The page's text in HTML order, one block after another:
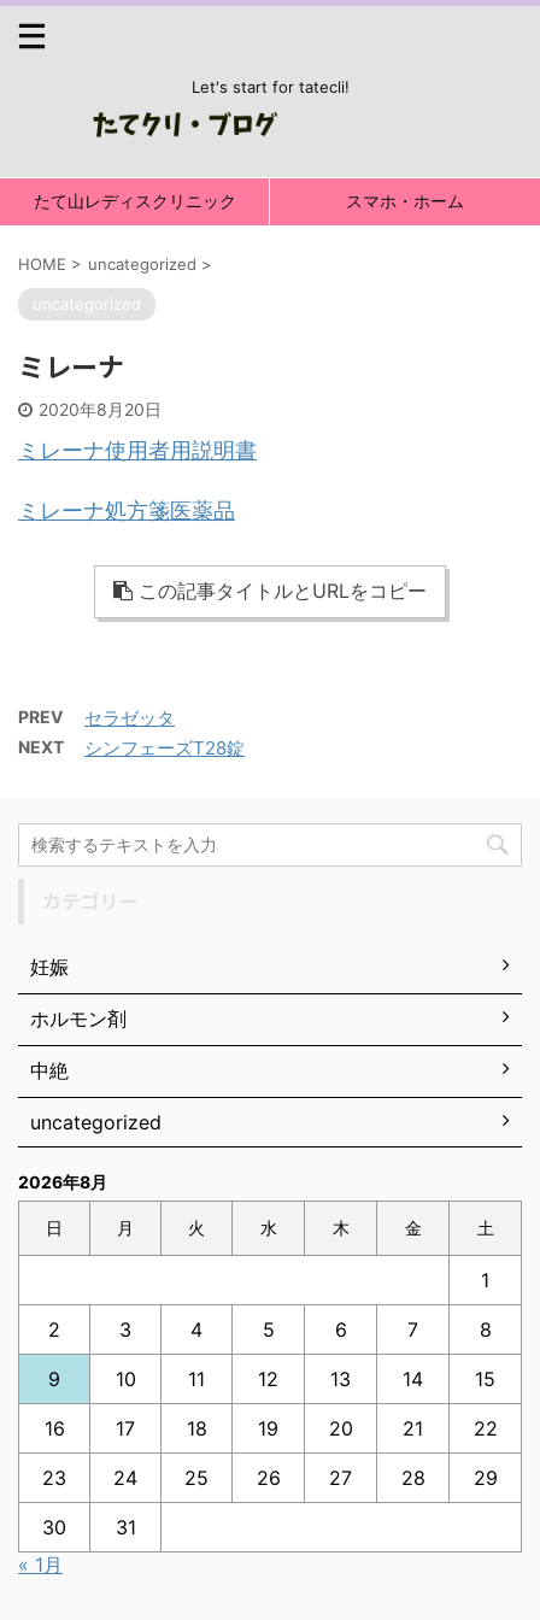
Let's start for tatecli!
たて山レディスクリニック スマホ・ホーム
HOME > uncategorized >
uncategorized
ミレーナ
2020年8月20日
ミレーナ使用者用説明書
ミレーナ処方箋医薬品
この記事タイトルとURLをコピー
PREV セラゼッタ
NEXT シンフェーズT28錠
妊娠
ホルモン剤
中絶
uncategorized
2026年8月
日 月 火 水 木 金 土
1
2 3 4 5 6 7 8
9 10 11 12 13 14 15
16 17 18 19 20 21 22
23 24 25 26 27 28 29
30
31
« 1月